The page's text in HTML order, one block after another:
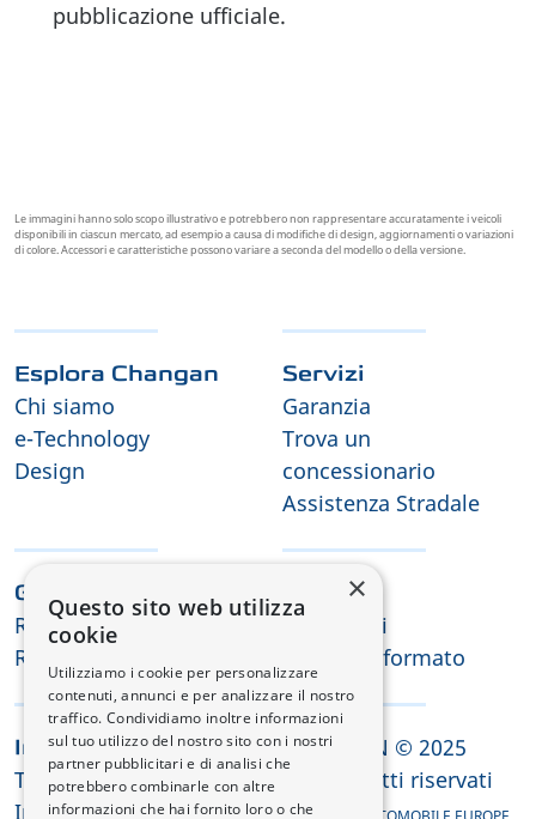
pubblicazione ufficiale.
Le immagini hanno solo scopo illustrativo e potrebbero non rappresentare accuratamente i veicoli
disponibili in ciascun mercato, ad esempio a causa di modifiche di design, aggiornamenti o variazioni
di colore. Accessori e caratteristiche possono variare a seconda del modello o della versione.
Esplora Changan
Chi siamo
e-Technology
Design
Servizi
Garanzia
Trova un
concessionario
Assistenza Stradale
Guida e Offerte
Richiesta di Test Drive
Richiesta offerta
Contatti
Contattaci
Tienimi informato
Informazioni legali
Termini e condizioni
Informativa sulla
CHANGAN © 2025
Tutti i diritti riservati
×
Questo sito web utilizza
cookie
Utilizziamo i cookie per personalizzare
contenuti, annunci e per analizzare il nostro
traffico. Condividiamo inoltre informazioni
sul tuo utilizzo del nostro sito con i nostri
partner pubblicitari e di analisi che
potrebbero combinarle con altre
informazioni che hai fornito loro o che